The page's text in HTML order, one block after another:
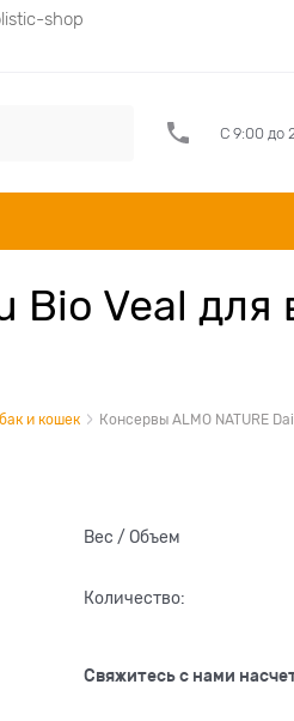
shop
С 9:00 до
Bio Veal
и кошек Консервы ALMO NATURE
Вес / Объем
Количество:
Свяжитесь с нами